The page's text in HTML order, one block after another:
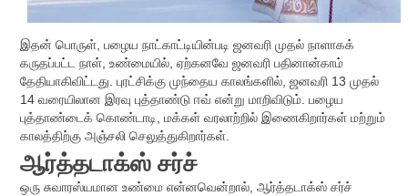
இதன் பொருள், பழைய நாட்காட்டியின்படி ஜனவரி முதல் நாளாகக்
கருதப்பட்ட நாள், உண்மையில், ஏற்கனவே ஜனவரி பதினான்காம்
தேதியாகிவிட்டது. புரட்சிக்கு முந்தைய காலங்களில், ஜனவரி 13 முதல்
14 வரையிலான இரவு புத்தாண்டு ஈவ் என்று மாறிவிடும். பழைய
புத்தாண்டைக் கொண்டாடி, மக்கள் வரலாற்றில் இணைகிறார்கள் மற்றும்
காலத்திற்கு அஞ்சலி செலுத்துகிறார்கள்.
ஆர்த்தடாக்ஸ் சர்ச்
ஒரு சுவாரஸ்யமான உண்மை என்னவென்றால், ஆர்த்தடாக்ஸ் சர்ச்